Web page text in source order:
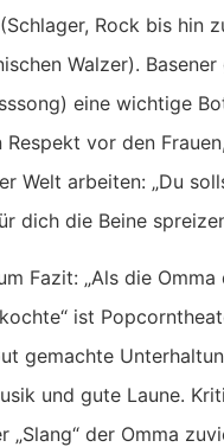
Rock bis hin
Walzer).
eine wichtige
vor den
Welt arbeiten: „Du
dich die Beine
Fazit: „Als die Omma
ist
gemachte
und gute Laune.
„Slang“ der Omma